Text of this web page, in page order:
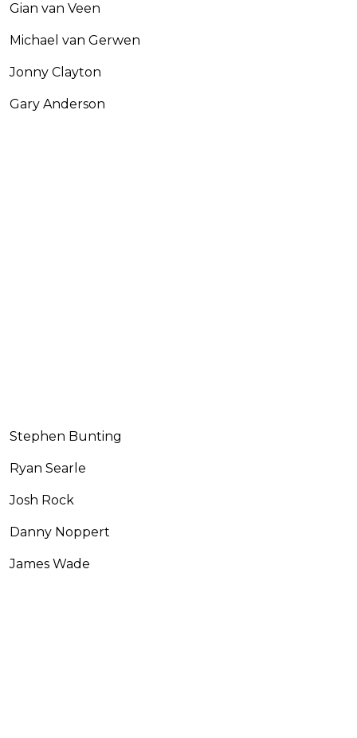
Gian van Veen
Michael van Gerwen
Jonny Clayton
Gary Anderson
Stephen Bunting
Ryan Searle
Josh Rock
Danny Noppert
James Wade